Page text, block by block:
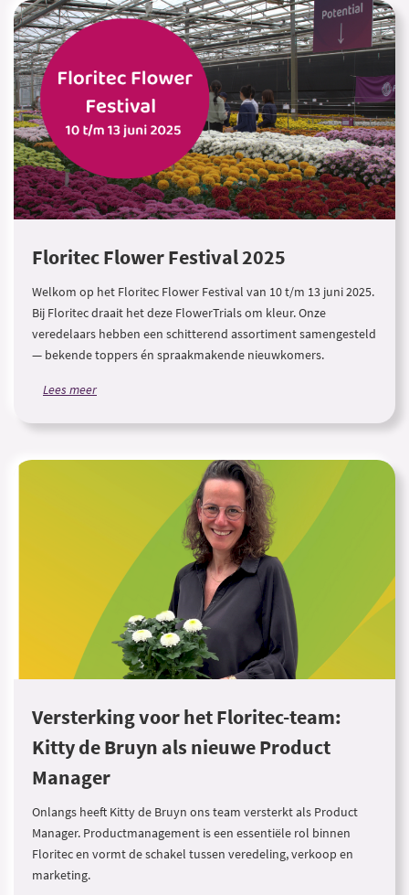
Floritec Flower Festival 2025
Welkom op het Floritec Flower Festival van 10 t/m 13 juni 2025.
Bij Floritec draait het deze FlowerTrials om kleur. Onze
veredelaars hebben een schitterend assortiment samengesteld
— bekende toppers én spraakmakende nieuwkomers.
Lees meer
Versterking voor het Floritec-team:
Kitty de Bruyn als nieuwe Product
Manager
Onlangs heeft Kitty de Bruyn ons team versterkt als Product
Manager. Productmanagement is een essentiële rol binnen
Floritec en vormt de schakel tussen veredeling, verkoop en
marketing.